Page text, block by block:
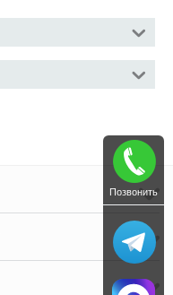
Позвонить